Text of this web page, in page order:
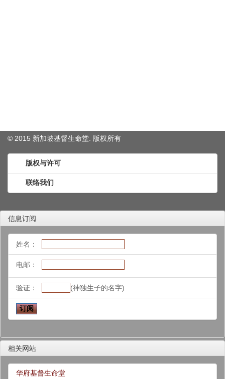
© 2015 新加坡基督生命堂. 版权所有
版权与许可
联络我们
信息订阅
姓名：
电邮：
验证： (神独生子的名字)
相关网站
华府基督生命堂